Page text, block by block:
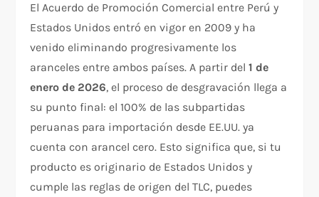
El Acuerdo de Promoción Comercial entre Perú y
Estados Unidos entró en vigor en 2009 y ha
venido eliminando progresivamente los
aranceles entre ambos países. A partir del1 de
enero de 2026, el proceso de desgravación llega a
su punto final: el 100% de las subpartidas
peruanas para importación desde EE.UU. ya
cuenta con arancel cero. Esto significa que, si tu
producto es originario de Estados Unidos y
cumple las reglas de origen del TLC, puedes